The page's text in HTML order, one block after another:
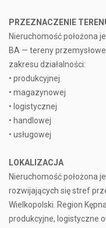
PRZEZNACZENIE
Nieruchomość położona
BA — tereny
zakresu działalności:
• produkcyjnej
• magazynowej
• logistycznej
• handlowej
• usługowej
LOKALIZACJA
Nieruchomość położona
rozwijających się stref
Wielkopolski. Region
produkcyjne, logistyczne